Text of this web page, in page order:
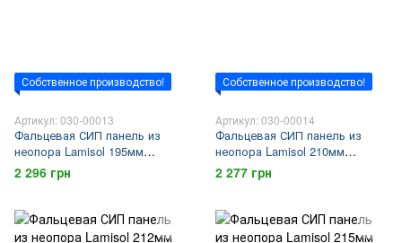
Собственное производство!
Артикул: 030-00013
Фальцевая СИП панель из
неопора Lamisol 195мм
15/180/0,45мм
2 296 грн
Собственное производство!
Артикул: 030-00014
Фальцевая СИП панель из
неопора Lamisol 210мм
10/200/0,45мм
2 277 грн